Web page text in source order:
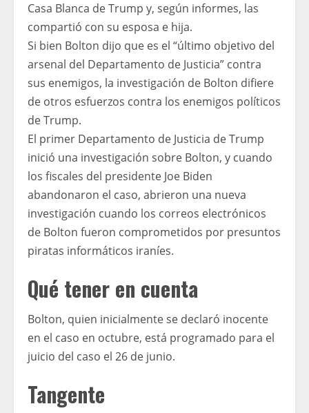
Casa Blanca de Trump y, según informes, las
compartió con su esposa e hija.
Si bien Bolton dijo que es el “último objetivo del
arsenal del Departamento de Justicia” contra
sus enemigos, la investigación de Bolton difiere
de otros esfuerzos contra los enemigos políticos
de Trump.
El primer Departamento de Justicia de Trump
inició una investigación sobre Bolton, y cuando
los fiscales del presidente Joe Biden
abandonaron el caso, abrieron una nueva
investigación cuando los correos electrónicos
de Bolton fueron comprometidos por presuntos
piratas informáticos iraníes.
Qué tener en cuenta
Bolton, quien inicialmente se declaró inocente
en el caso en octubre, está programado para el
juicio del caso el 26 de junio.
Tangente